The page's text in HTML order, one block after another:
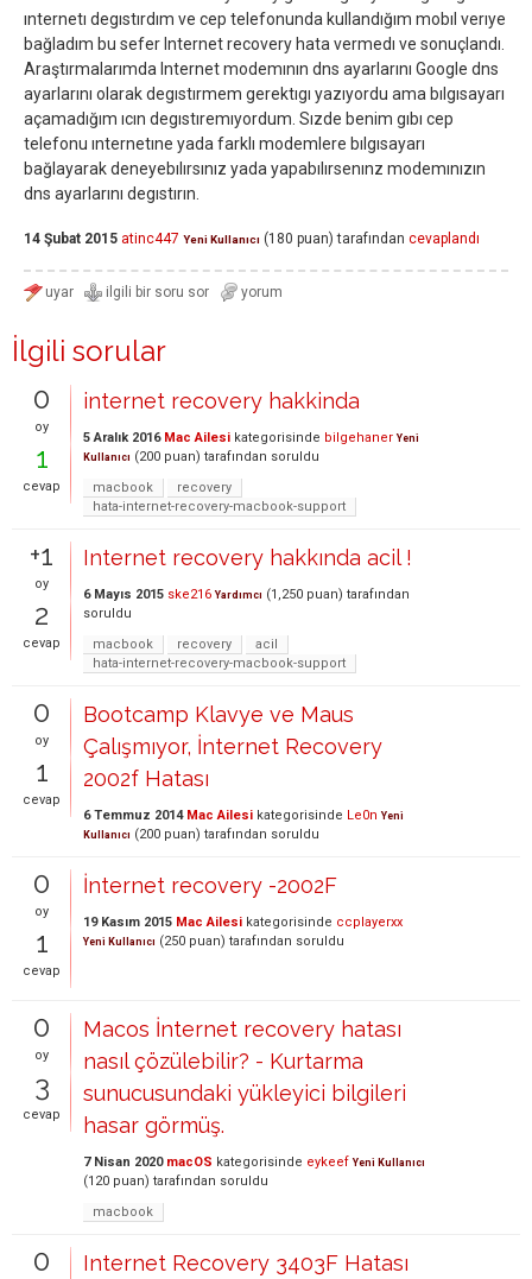
ınternetı degıstırdım ve cep telefonunda kullandığım mobıl verıye
bağladım bu sefer Internet recovery hata vermedı ve sonuçlandı.
Araştırmalarımda Internet modemının dns ayarlarını Google dns
ayarlarını olarak degıstırmem gerektıgı yazıyordu ama bılgısayarı
açamadığım ıcın degıstıremıyordum. Sızde benim gıbı cep
telefonu ınternetıne yada farklı modemlere bılgısayarı
bağlayarak deneyebılırsınız yada yapabılırsenınz modemınızın
dns ayarlarını degıstırın.
14 Şubat 2015 atinc447 Yeni Kullanıcı (180 puan) tarafından cevaplandı
İlgili sorular
0
oy
1
cevap
internet recovery hakkinda
5 Aralık 2016 Mac Ailesi kategorisinde bilgehaner Yeni
Kullanıcı (200 puan) tarafından soruldu
macbook
recovery
hata-internet-recovery-macbook-support
+1
oy
2
cevap
Internet recovery hakkında acil !
6 Mayıs 2015 ske216 Yardımcı (1,250 puan) tarafından
soruldu
macbook
recovery
acil
hata-internet-recovery-macbook-support
0
oy
1
cevap
Bootcamp Klavye ve Maus
Çalışmıyor, İnternet Recovery
2002f Hatası
6 Temmuz 2014 Mac Ailesi kategorisinde Le0n Yeni
Kullanıcı (200 puan) tarafından soruldu
0
oy
1
cevap
İnternet recovery -2002F
19 Kasım 2015 Mac Ailesi kategorisinde ccplayerxx
Yeni Kullanıcı (250 puan) tarafından soruldu
0
oy
3
cevap
Macos İnternet recovery hatası
nasıl çözülebilir? - Kurtarma
sunucusundaki yükleyici bilgileri
hasar görmüş.
7 Nisan 2020 macOS kategorisinde eykeef Yeni Kullanıcı
(120 puan) tarafından soruldu
macbook
0 Internet Recovery 3403F Hatası